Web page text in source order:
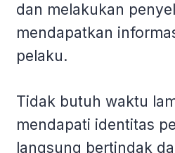
dan melakukan
mendapatkan
pelaku.
Tidak butuh waktu
mendapati identitas
langsung bertindak